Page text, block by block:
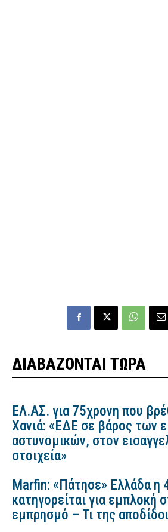
ΔΙΑΒΑΖΟΝΤΑΙ ΤΩΡΑ
ΕΛ.ΑΣ. για 75χρονη που
Χανιά: «ΕΔΕ σε βάρος των
αστυνομικών, στον
στοιχεία»
Marfin: «Πάτησε» Ελλάδα η
κατηγορείται για εμπλοκή
εμπρησμό – Τι της